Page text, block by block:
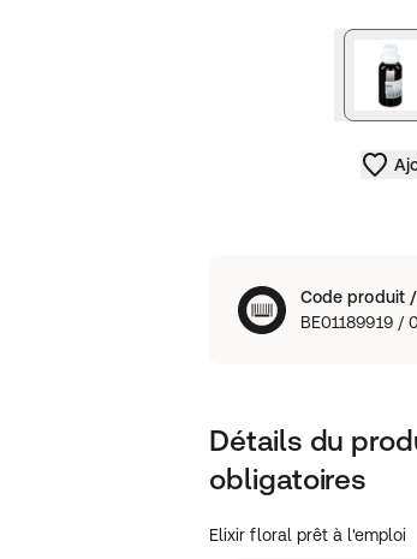
Code produit /
BE01189919 /
Détails du
obligatoires
Elixir floral prêt à l'emploi